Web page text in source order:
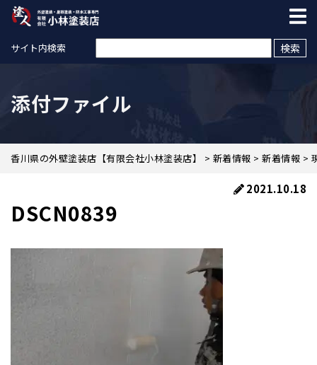
サイト内検索
添付ファイル
香川県の外壁塗装店【有限会社小林塗装店】 > 新着情報 > 新着情報 >
2021.10.18
DSCN0839